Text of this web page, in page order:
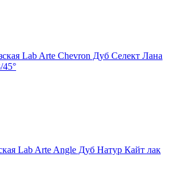
Lab Arte Chevron Дуб Селект Лана
45°
Lab Arte Angle Дуб Натур Кайт лак